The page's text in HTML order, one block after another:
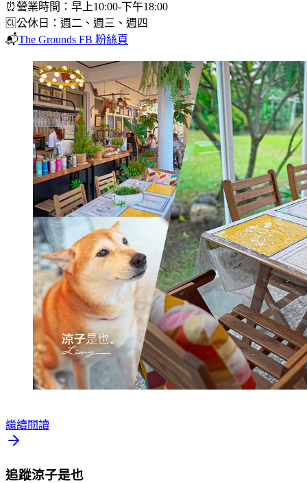
⏰營業時間：早上10:00-下午18:00
🆑公休日：週二、週三、週四
📬The Grounds FB 粉絲頁
繼續閱讀
追蹤涼子是也